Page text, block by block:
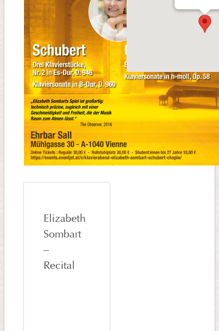
Elizabeth
Sombart
–
Recital